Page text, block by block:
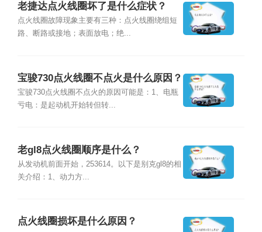
老捷达点火线圈坏了是什么症状？
点火线圈故障现象主要有三种：点火线圈绕组短
路、断路或接地；表面放电；绝...
宝骏730点火线圈不点火是什么原因？
宝骏730点火线圈不点火的原因可能是：1、电瓶
亏电：是起动机开始转但转...
老gl8点火线圈顺序是什么？
从发动机前面开始，253614。以下是别克gl8的相
关介绍：1、动力方...
点火线圈损坏是什么原因？